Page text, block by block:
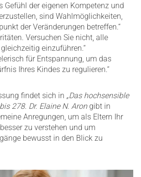
Gefühl der eigenen Kompetenz und
sind Wahlmöglichkeiten,
der Veränderungen betreffen.“
Versuchen Sie nicht, alle
einzuführen.“
für Entspannung, um das
Ihres Kindes zu regulieren.“
findet sich in „Das hochsensible
278. Dr. Elaine N. Arongibt in
Anregungen, um als Eltern Ihr
zu verstehen und um
bewusst in den Blick zu